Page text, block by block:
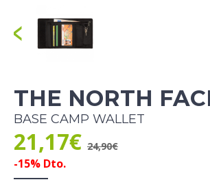
THE NORTH
BASE CAMP WALLET
21,17€ 24,90€
-15% Dto.